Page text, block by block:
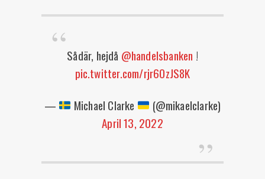
Sådär, hejdå @handelsbanken !
pic.twitter.com/rjr6OzJS8K
—
Michael Clarke
(@mikaelclarke)
April 13, 2022